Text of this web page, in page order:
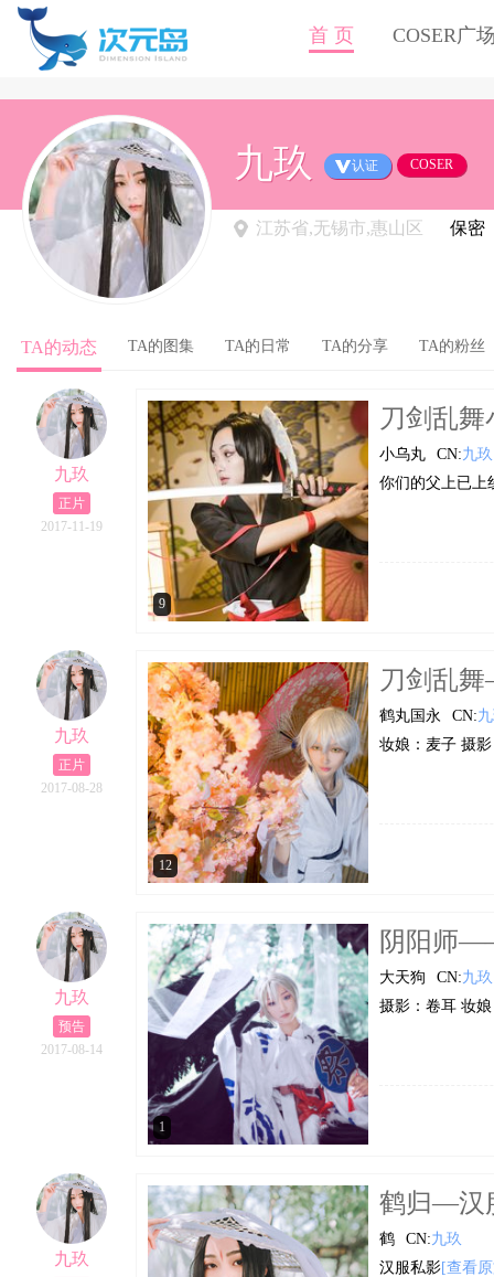
首 页 COSER广
九玖 认证 COSER
江苏省,无锡市,惠山区 保密
TA的动态 TA的图集 TA的日常 TA的分享 TA的粉丝
九玖
正片
2017-11-19
9
刀剑乱舞
小乌丸 CN:九玖
你们的父上已上
九玖
正片
2017-08-28
12
刀剑乱
鹤丸国永 CN:
妆娘：麦子 摄
九玖
预告
2017-08-14
1
阴阳师
大天狗 CN:九玖
摄影：卷耳 妆
九玖
鹤归—汉
鹤 CN:九玖
汉服私影[查看